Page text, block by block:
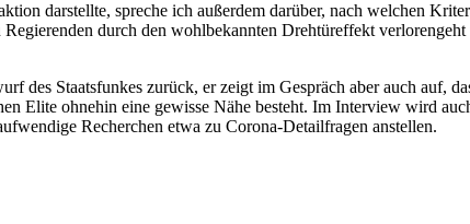
darstellte, spreche ich außerdem darüber, nach welchen
durch den wohlbekannten Drehtüreffekt
Staatsfunkes zurück, er zeigt im Gespräch aber auch auf,
Elite ohnehin eine gewisse Nähe besteht. Im Interview wird
Recherchen etwa zu Corona-Detailfragen anstellen.